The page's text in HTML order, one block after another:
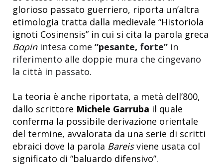
glorioso passato guerriero, riporta un’altra
etimologia tratta dalla medievale “Historiola
ignoti Cosinensis” in cui si cita la parola greca
Bαρin intesa come “pesante, forte” in
riferimento alle doppie mura che cingevano
la città in passato.
La teoria è anche riportata, a metà dell’800,
dallo scrittore Michele Garruba il quale
conferma la possibile derivazione orientale
del termine, avvalorata da una serie di scritti
ebraici dove la parola Bareisviene usata col
significato di “baluardo difensivo”.